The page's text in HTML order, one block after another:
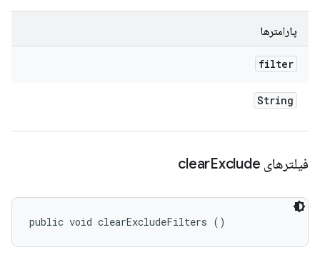
پارامترها
filter
String
فیلترهای clear Exclude
public void clearExcludeFilters ()